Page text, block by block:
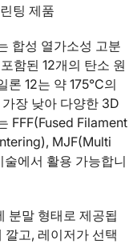
팅 제품
합성 열가소성 고분
함된 12개의 탄소 원
12는 약 175°C의
장 낮아 다양한 3D
FFF(Fused Filament
MJF(Multi
에서 활용 가능합니
분말 형태로 제공됩
고, 레이저가 선택